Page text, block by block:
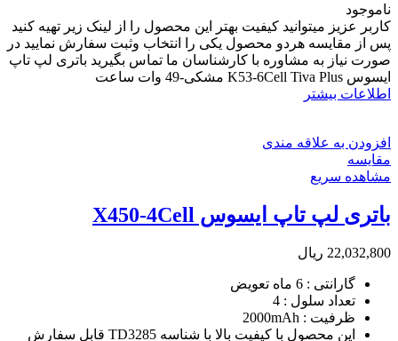
ناموجود
کاربر عزیز میتوانید کیفیت بهتر این محصول را از لینک زیر تهیه کنید
پس از مقایسه هردو محصول یکی را انتخاب وثبت سفارش نمایید در
صورت نیاز به مشاوره با کارشناسان ما تماس بگیرید باتری لپ تاپ
ایسوس K53-6Cell Tiva Plus مشکی-49 وات ساعت
اطلاعات بیشتر
افزودن به علاقه مندی
مقایسه
مشاهده سریع
باتری لپ تاپ ایسوس X450-4Cell
22,032,800 ریال
گارانتی : 6 ماه تعویض
تعداد سلول : 4
ظرفیت : 2000mAh
این محصول با کیفیت بالا با شناسه TD3285 قابل سفارش